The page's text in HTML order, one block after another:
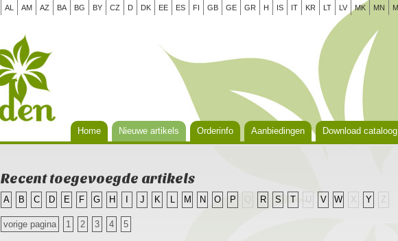
AL AM AZ BA BG BY CZ D DK EE ES FI GB GE GR H IS IT KR LT LV MK MN
Home Nieuwe artikels Orderinfo Aanbiedingen Download cataloog
Recent toegevoegde artikels
A B C D E F G H J K L M N O P R S T U V W X Y Z
vorige pagina 1 2 3 4 5